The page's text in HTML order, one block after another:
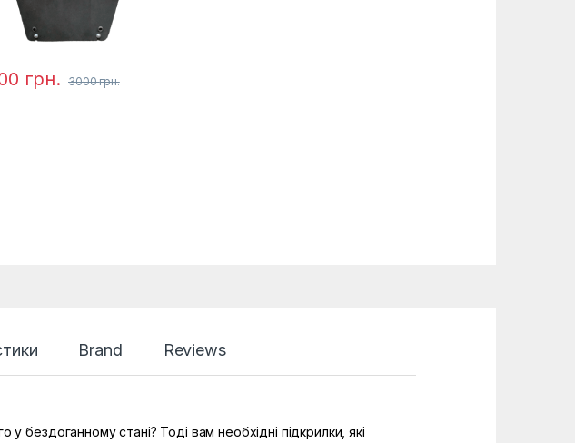
грн. 3000грн.
Brand Reviews
бездоганному стані? Тоді вам необхідні підкрилки, які